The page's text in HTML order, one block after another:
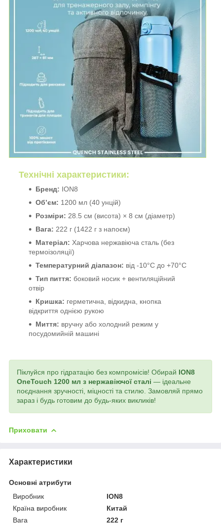
Технічні характеристики:
Бренд: ION8
Об’єм: 1200 мл (40 унцій)
Розміри: 28.5 см (висота) × 8 см (діаметр)
Вага: 222 г (1422 г з напоєм)
Матеріал: Харчова нержавіюча сталь (без
термоізоляції)
Температурний діапазон: від -10°C до +70°C
Тип пиття: боковий носик + вентиляційний
отвір
Кришка: герметична, відкидна, кнопка
відкриття однією рукою
Миття: вручну або холодний режим у
посудомийній машині
Піклуйся про гідратацію без компромісів! Обирай ION8
OneTouch 1200 мл з нержавіючої сталі — ідеальне
поєднання зручності, міцності та стилю. Замовляй прямо
зараз і будь готовим до будь-яких викликів!
Приховати
Характеристики
Основні атрибути
Виробник
ION8
Країна виробник
Китай
Вага
222 г